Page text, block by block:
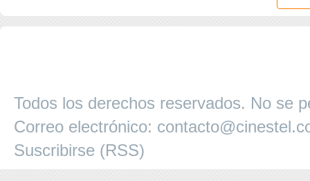
Todos los derechos reservados. No se
Correo electrónico:
Suscribirse (RSS)